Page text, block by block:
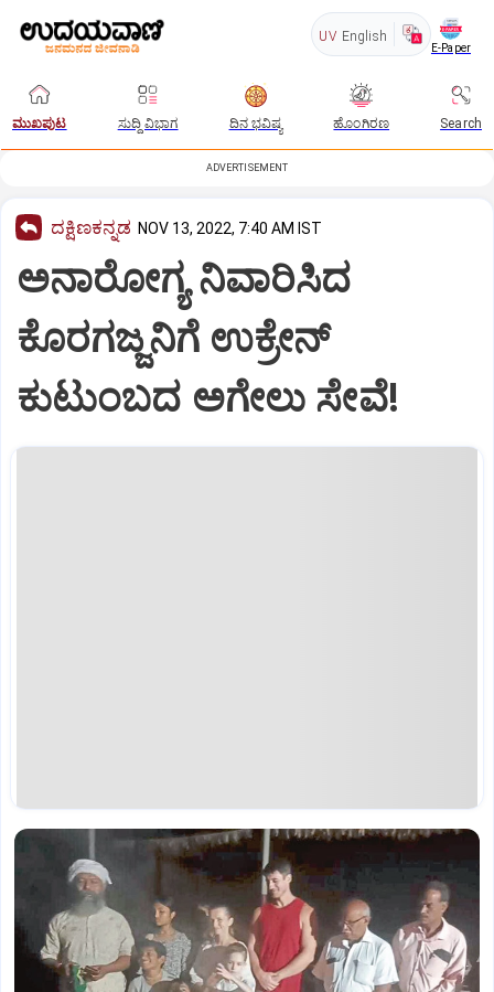
UV English
E-Paper
ಮುಖಪುಟ ಸುದ್ದಿ ವಿಭಾಗ ದಿನ ಭವಿಷ್ಯ ಹೊಂಗಿರಣ Search
ADVERTISEMENT
ದಕ್ಷಿಣಕನ್ನಡ NOV 13, 2022, 7:40 AM IST
ಅನಾರೋಗ್ಯ ನಿವಾರಿಸಿದ
ಕೊರಗಜ್ಜನಿಗೆ ಉಕ್ರೇನ್‌
ಕುಟುಂಬದ ಅಗೇಲು ಸೇವೆ!